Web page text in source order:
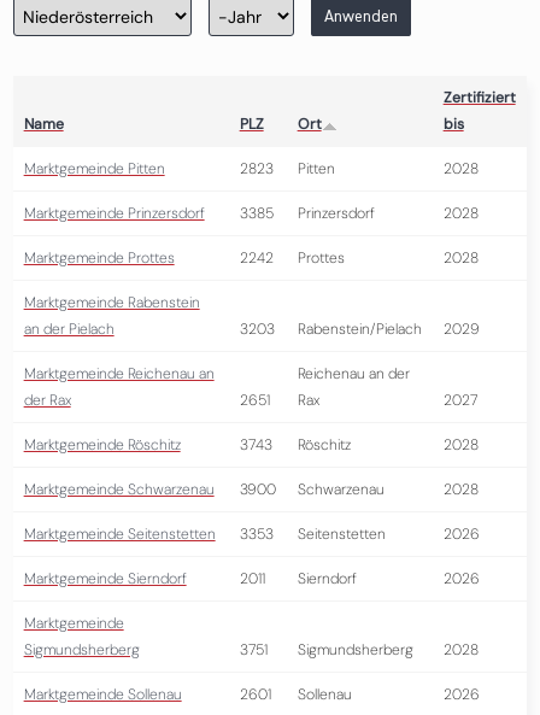
News & Events
Zertifizierung
Jahr Anwenden
Name PLZ Ort
Zertifiziert
bis
Marktgemeinde Pitten 2823 Pitten 2028
Marktgemeinde Prinzersdorf 3385 Prinzersdorf 2028
Marktgemeinde Prottes 2242 Prottes 2028
Marktgemeinde Rabenstein
an der Pielach
3203 Rabenstein/Pielach 2029
Marktgemeinde Reichenau an
der Rax
2651
Reichenau an der
Rax
2027
Marktgemeinde Röschitz 3743 Röschitz 2028
Marktgemeinde Schwarzenau 3900 Schwarzenau 2028
Marktgemeinde Seitenstetten 3353 Seitenstetten 2026
Marktgemeinde Sierndorf 2011 Sierndorf 2026
Marktgemeinde
Sigmundsherberg
3751 Sigmundsherberg 2028
Marktgemeinde Sollenau 2601 Sollenau 2026